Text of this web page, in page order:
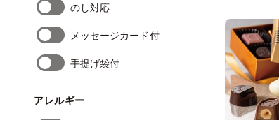
のし対応
メッセージカード付
手提げ袋付
アレルギー